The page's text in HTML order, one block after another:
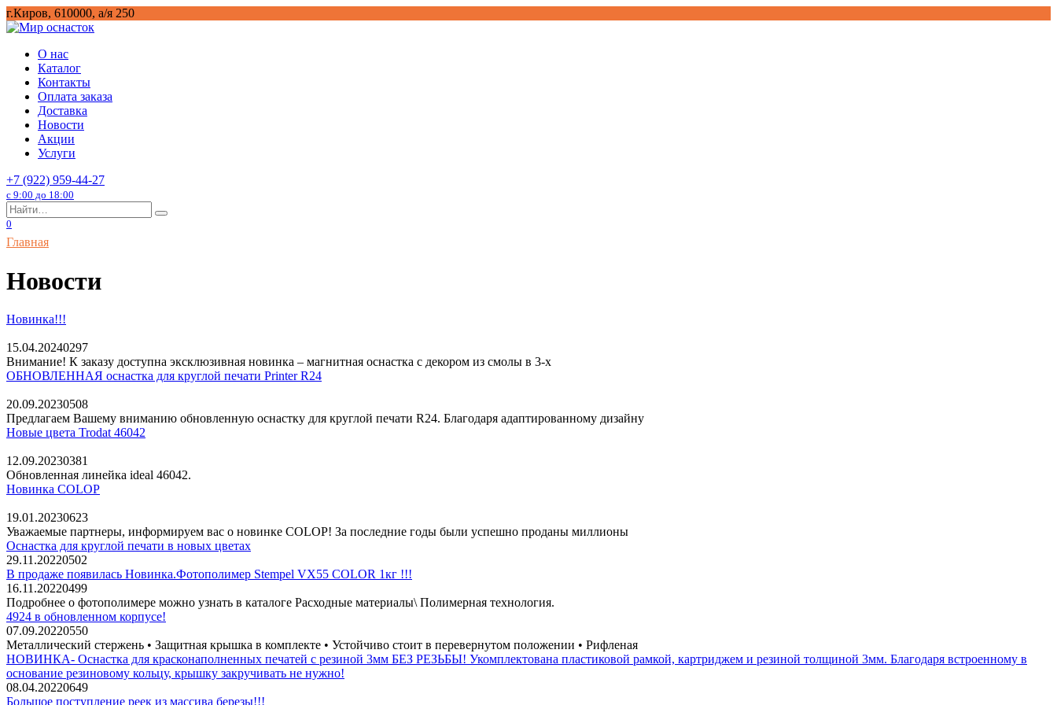
Перейти
к
г.Киров, 610000, а/я 250
О нас
Каталог
Контакты
Оплата заказа
Доставка
Новости
Акции
Услуги
+7 (922) 959-44-27
с 9:00 до 18:00
Search
for:
0
Главная
Новости
Новинка!!!
15.04.20240297
Внимание! К заказу доступна эксклюзивная новинка – магнитная оснастка с декором из смолы в 3-х
ОБНОВЛЕННАЯ оснастка для круглой печати Printer R24
20.09.20230508
Предлагаем Вашему вниманию обновленную оснастку для круглой печати R24. Благодаря адаптированному дизайну
Новые цвета Trodat 46042
12.09.20230381
Обновленная линейка ideal 46042.
Новинка COLOP
19.01.20230623
Уважаемые партнеры, информируем вас о новинке COLOP! За последние годы были успешно проданы миллионы
Оснастка для круглой печати в новых цветах
29.11.20220502
В продаже появилась Новинка.Фотополимер Stempel VX55 COLOR 1кг !!!
16.11.20220499
Подробнее о фотополимере можно узнать в каталоге Расходные материалы\ Полимерная технология.
4924 в обновленном корпусе!
07.09.20220550
Металлический стержень • Защитная крышка в комплекте • Устойчиво стоит в перевернутом положении • Рифленая
НОВИНКА- Оснастка для красконаполненных печатей с резиной 3мм БЕЗ РЕЗЬБЫ! Укомплектована пластиковой рамкой, картриджем и резиной толщиной 3мм. Благодаря встроенному в
основание резиновому кольцу, крышку закручивать не нужно!
08.04.20220649
Большое поступление реек из массива березы!!!